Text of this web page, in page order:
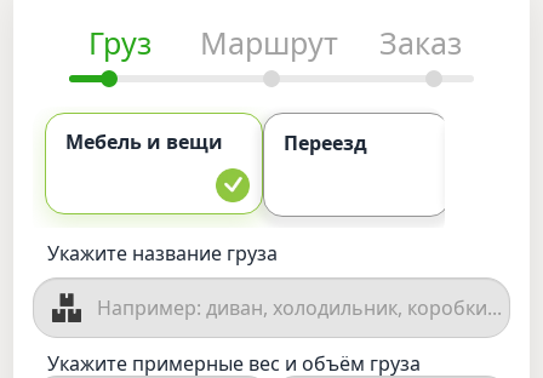
Груз Маршрут Заказ
Мебель и вещи Переезд
Укажите название груза
Укажите примерные вес и объём груза